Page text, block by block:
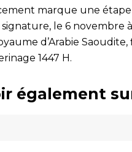
marque une
signature, le 6 novembre
d’Arabie
1447 H.
également